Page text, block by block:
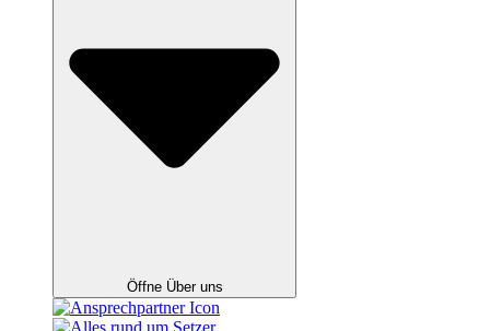
Öffne Über uns